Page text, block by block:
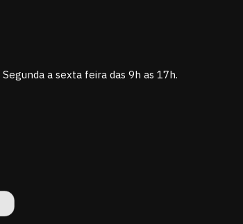
Segunda a sexta feira das 9h as 17h.